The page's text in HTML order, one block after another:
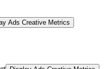
Ads Creative Metrics